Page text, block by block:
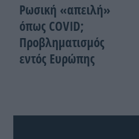
Ρωσική «απειλή»
όπως COVID;
Προβληματισμός
εντός Ευρώπης